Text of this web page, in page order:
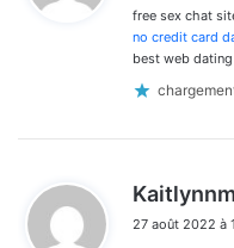
free sex chat
no credit card
best web
27 août 2022 à